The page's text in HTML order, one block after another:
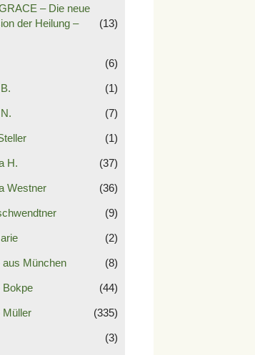
– Die neue
der Heilung –
(13)
(6)
(1)
(7)
(1)
H. (37)
Westner (36)
(9)
(2)
aus München (8)
Bokpe (44)
Müller (335)
(3)